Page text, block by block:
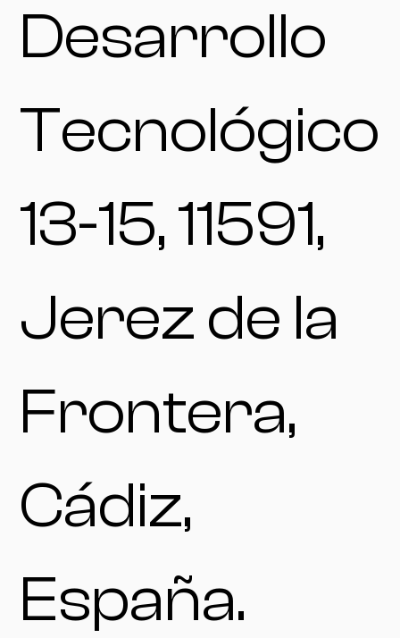
Desarrollo
Tecnológico
13-15, 11591,
Jerez de la
Frontera,
Cádiz,
España.